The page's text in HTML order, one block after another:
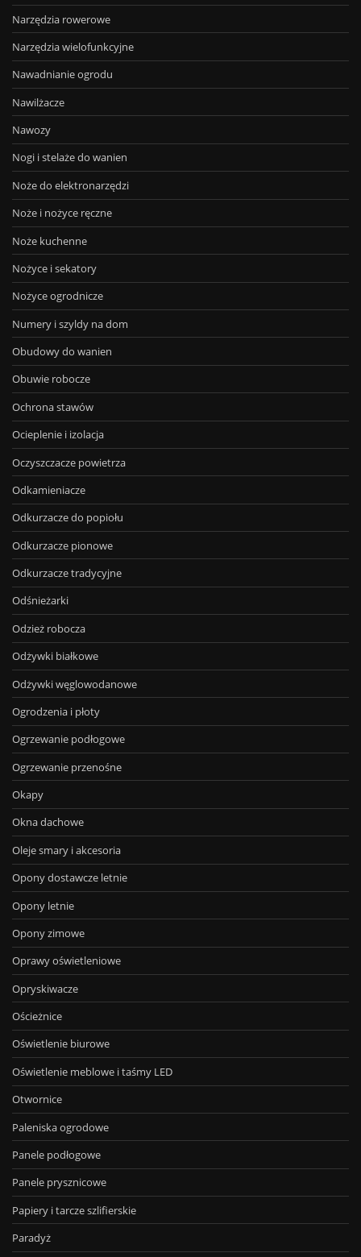
Narzędzia rowerowe
Narzędzia wielofunkcyjne
Nawadnianie ogrodu
Nawilżacze
Nawozy
Nogi i stelaże do wanien
Noże do elektronarzędzi
Noże i nożyce ręczne
Noże kuchenne
Nożyce i sekatory
Nożyce ogrodnicze
Numery i szyldy na dom
Obudowy do wanien
Obuwie robocze
Ochrona stawów
Ocieplenie i izolacja
Oczyszczacze powietrza
Odkamieniacze
Odkurzacze do popiołu
Odkurzacze pionowe
Odkurzacze tradycyjne
Odśnieżarki
Odzież robocza
Odżywki białkowe
Odżywki węglowodanowe
Ogrodzenia i płoty
Ogrzewanie podłogowe
Ogrzewanie przenośne
Okapy
Okna dachowe
Oleje smary i akcesoria
Opony dostawcze letnie
Opony letnie
Opony zimowe
Oprawy oświetleniowe
Opryskiwacze
Ościeżnice
Oświetlenie biurowe
Oświetlenie meblowe i taśmy LED
Otwornice
Paleniska ogrodowe
Panele podłogowe
Panele prysznicowe
Papiery i tarcze szlifierskie
Paradyż